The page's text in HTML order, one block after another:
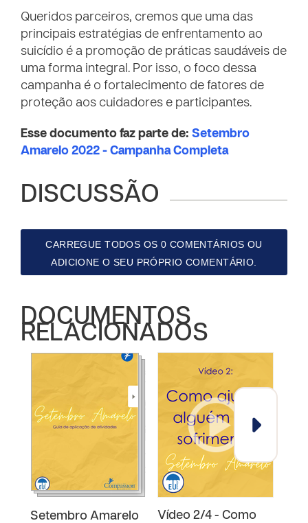
Queridos parceiros, cremos que uma das
principais estratégias de enfrentamento ao
suicídio é a promoção de práticas saudáveis de
uma forma integral. Por isso, o foco dessa
campanha é o fortalecimento de fatores de
proteção aos cuidadores e participantes.
Esse documento faz parte de: Setembro
Amarelo 2022 - Campanha Completa
DISCUSSÃO
CARREGUE TODOS OS 0 COMENTÁRIOS OU
ADICIONE O SEU PRÓPRIO COMENTÁRIO.
DOCUMENTOS
RELACIONADOS
Setembro Amarelo
Vídeo 2/4 - Como